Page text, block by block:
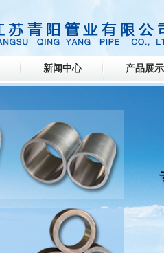
新闻中心 产品展示